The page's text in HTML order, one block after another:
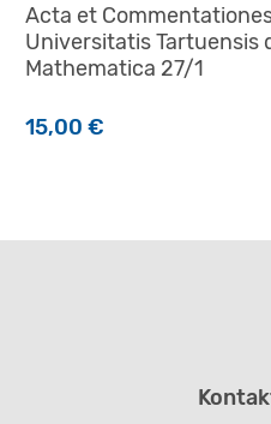
Acta et
Universitatis Tartuensis
Mathematica 27/1
15,00 €